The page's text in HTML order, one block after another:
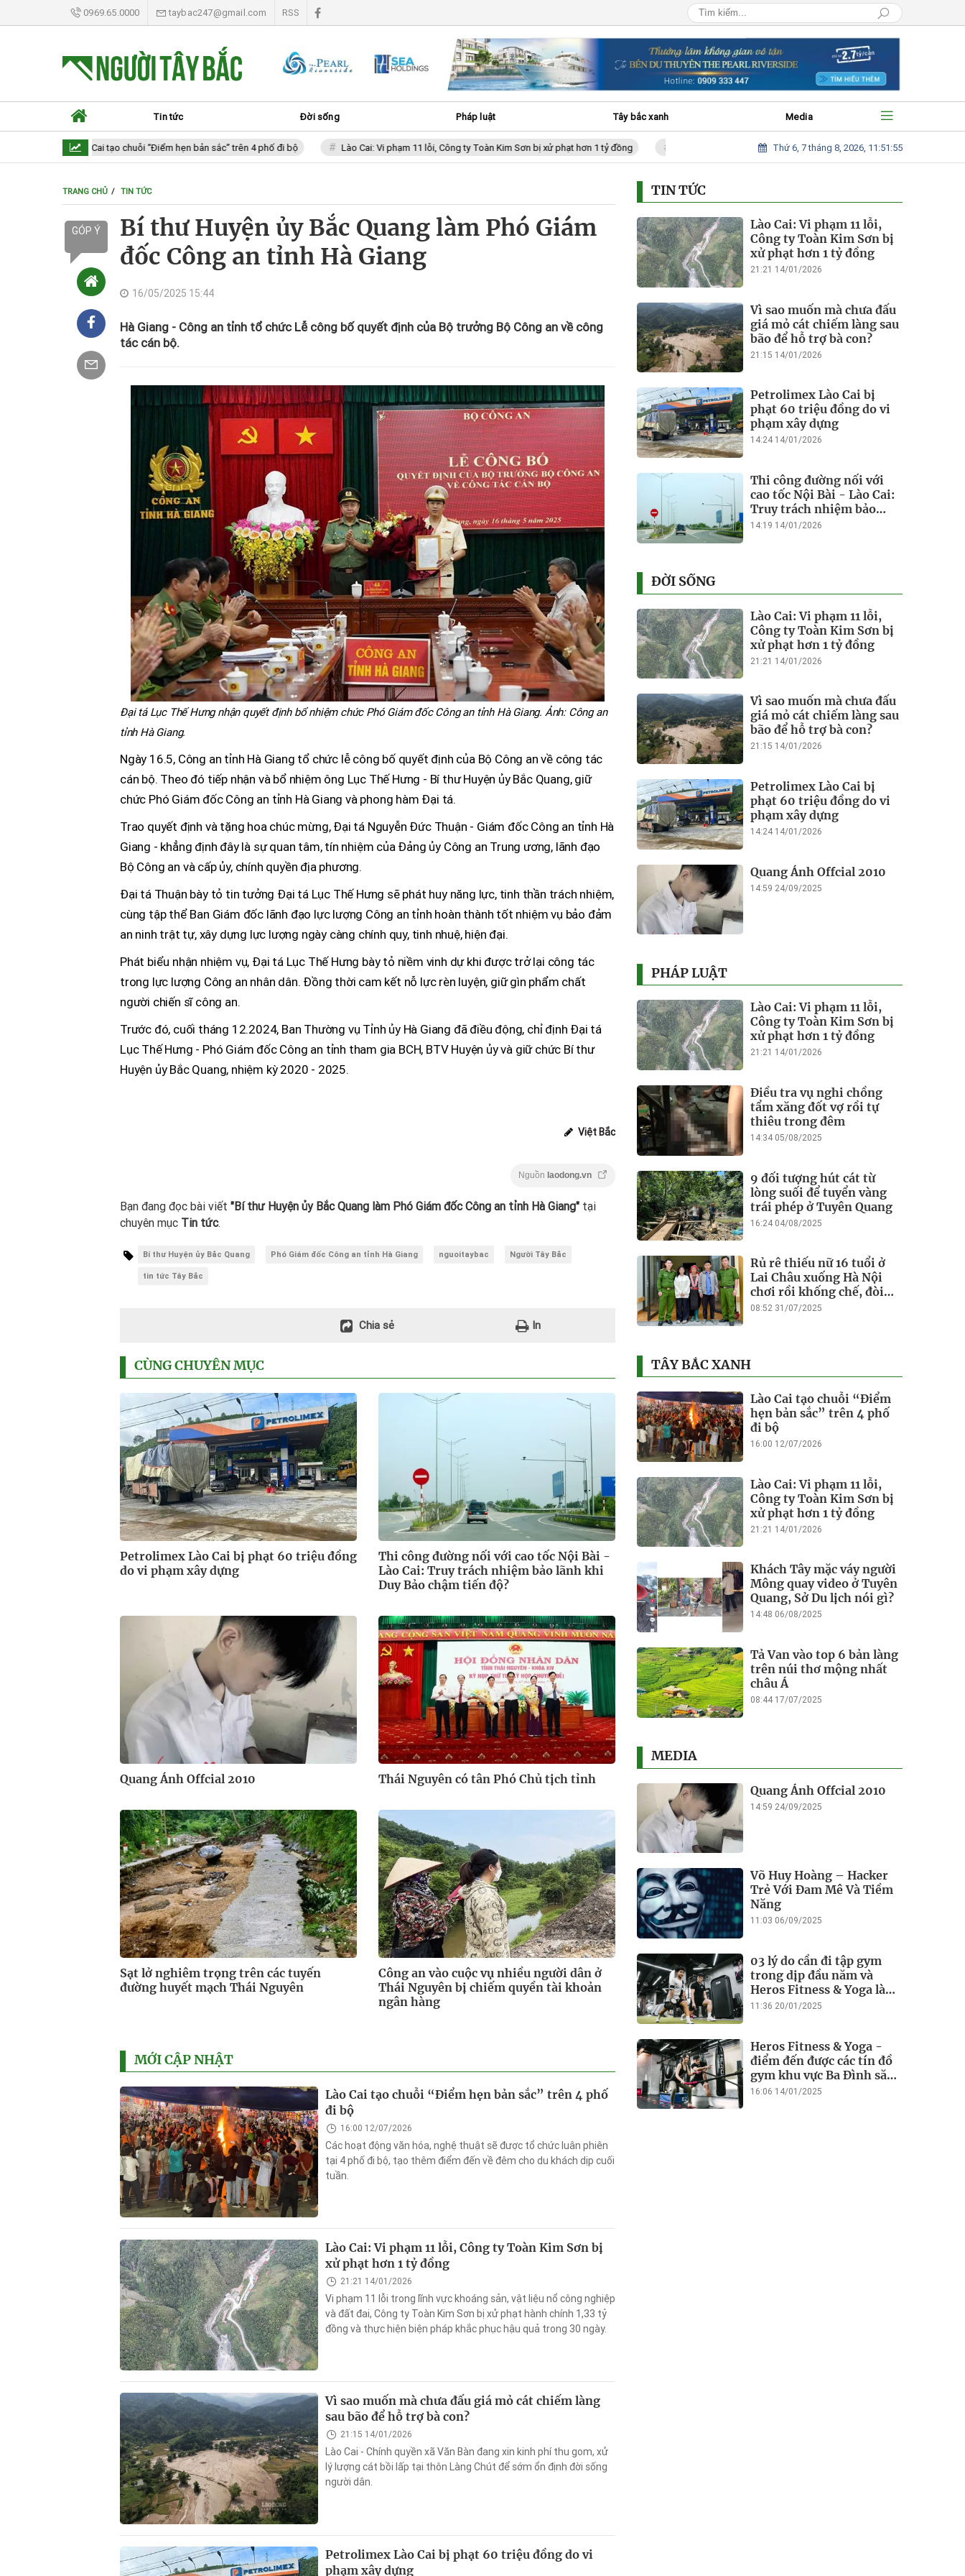
0969.65.0000 taybac247@gmail.com RSS
Lào Cai tạo chuỗi “Điểm hẹn bản sắc” trên 4 phố đi bộ Lào Cai: Vi phạm 11 lỗi, Công ty Toàn Kim Sơn bị xử phạt hơn 1 tỷ đồng Vì sao muốn mà chưa đấu giá mỏ cát chiếm làng sau bão để hỗ trợ bà con?
Thứ 6, 7 tháng 8, 2026, 11:51:57
Tin tức Đời sống Pháp luật Tây bắc xanh Media
TRANG CHỦ TIN TỨC
GÓP Ý
Bí thư Huyện ủy Bắc Quang làm Phó Giám
đốc Công an tỉnh Hà Giang
16/05/2025 15:44
Hà Giang - Công an tỉnh tổ chức Lễ công bố quyết định của Bộ trưởng Bộ Công an về công
tác cán bộ.
Đại tá Lục Thế Hưng nhận quyết định bổ nhiệm chức Phó Giám đốc Công an tỉnh Hà Giang. Ảnh: Công an
tỉnh Hà Giang.
Ngày 16.5, Công an tỉnh Hà Giang tổ chức lễ công bố quyết định của Bộ Công an về công tác
cán bộ. Theo đó tiếp nhận và bổ nhiệm ông Lục Thế Hưng - Bí thư Huyện ủy Bắc Quang, giữ
chức Phó Giám đốc Công an tỉnh Hà Giang và phong hàm Đại tá.
Trao quyết định và tặng hoa chúc mừng, Đại tá Nguyễn Đức Thuận - Giám đốc Công an tỉnh Hà
Giang - khẳng định đây là sự quan tâm, tín nhiệm của Đảng ủy Công an Trung ương, lãnh đạo
Bộ Công an và cấp ủy, chính quyền địa phương.
Đại tá Thuận bày tỏ tin tưởng Đại tá Lục Thế Hưng sẽ phát huy năng lực, tinh thần trách nhiệm,
cùng tập thể Ban Giám đốc lãnh đạo lực lượng Công an tỉnh hoàn thành tốt nhiệm vụ bảo đảm
an ninh trật tự, xây dựng lực lượng ngày càng chính quy, tinh nhuệ, hiện đại.
Phát biểu nhận nhiệm vụ, Đại tá Lục Thế Hưng bày tỏ niềm vinh dự khi được trở lại công tác
trong lực lượng Công an nhân dân. Đồng thời cam kết nỗ lực rèn luyện, giữ gìn phẩm chất
người chiến sĩ công an.
Trước đó, cuối tháng 12.2024, Ban Thường vụ Tỉnh ủy Hà Giang đã điều động, chỉ định Đại tá
Lục Thế Hưng - Phó Giám đốc Công an tỉnh tham gia BCH, BTV Huyện ủy và giữ chức Bí thư
Huyện ủy Bắc Quang, nhiệm kỳ 2020 - 2025.
Việt Bắc
Nguồn laodong.vn
Bạn đang đọc bài viết "Bí thư Huyện ủy Bắc Quang làm Phó Giám đốc Công an tỉnh Hà Giang" tại
chuyên mục Tin tức.
Bí thư Huyện ủy Bắc Quang Phó Giám đốc Công an tỉnh Hà Giang nguoitaybac Người Tây Bắc
tin tức Tây Bắc
Chia sẻ In
CÙNG CHUYÊN MỤC
Petrolimex Lào Cai bị phạt 60 triệu đồng
do vi phạm xây dựng
Thi công đường nối với cao tốc Nội Bài -
Lào Cai: Truy trách nhiệm bảo lãnh khi
Duy Bảo chậm tiến độ?
Quang Ánh Offcial 2010 Thái Nguyên có tân Phó Chủ tịch tỉnh
Sạt lở nghiêm trọng trên các tuyến
đường huyết mạch Thái Nguyên
Công an vào cuộc vụ nhiều người dân ở
Thái Nguyên bị chiếm quyền tài khoản
ngân hàng
MỚI CẬP NHẬT
Lào Cai tạo chuỗi “Điểm hẹn bản sắc” trên 4 phố
đi bộ
16:00 12/07/2026
Các hoạt động văn hóa, nghệ thuật sẽ được tổ chức luân phiên
tại 4 phố đi bộ, tạo thêm điểm đến về đêm cho du khách dịp cuối
tuần.
Lào Cai: Vi phạm 11 lỗi, Công ty Toàn Kim Sơn bị
xử phạt hơn 1 tỷ đồng
21:21 14/01/2026
Vi phạm 11 lỗi trong lĩnh vực khoáng sản, vật liệu nổ công nghiệp
và đất đai, Công ty Toàn Kim Sơn bị xử phạt hành chính 1,33 tỷ
đồng và thực hiện biện pháp khắc phục hậu quả trong 30 ngày.
Vì sao muốn mà chưa đấu giá mỏ cát chiếm làng
sau bão để hỗ trợ bà con?
21:15 14/01/2026
Lào Cai - Chính quyền xã Văn Bàn đang xin kinh phí thu gom, xử
lý lượng cát bồi lấp tại thôn Làng Chút để sớm ổn định đời sống
người dân.
Petrolimex Lào Cai bị phạt 60 triệu đồng do vi
phạm xây dựng
TIN TỨC
Lào Cai: Vi phạm 11 lỗi,
Công ty Toàn Kim Sơn bị
xử phạt hơn 1 tỷ đồng
21:21 14/01/2026
Vì sao muốn mà chưa đấu
giá mỏ cát chiếm làng sau
bão để hỗ trợ bà con?
21:15 14/01/2026
Petrolimex Lào Cai bị
phạt 60 triệu đồng do vi
phạm xây dựng
14:24 14/01/2026
Thi công đường nối với
cao tốc Nội Bài - Lào Cai:
Truy trách nhiệm bảo
lãnh khi Duy Bảo chậm
14:19 14/01/2026
ĐỜI SỐNG
Lào Cai: Vi phạm 11 lỗi,
Công ty Toàn Kim Sơn bị
xử phạt hơn 1 tỷ đồng
21:21 14/01/2026
Vì sao muốn mà chưa đấu
giá mỏ cát chiếm làng sau
bão để hỗ trợ bà con?
21:15 14/01/2026
Petrolimex Lào Cai bị
phạt 60 triệu đồng do vi
phạm xây dựng
14:24 14/01/2026
Quang Ánh Offcial 2010
14:59 24/09/2025
PHÁP LUẬT
Lào Cai: Vi phạm 11 lỗi,
Công ty Toàn Kim Sơn bị
xử phạt hơn 1 tỷ đồng
21:21 14/01/2026
Điều tra vụ nghi chồng
tẩm xăng đốt vợ rồi tự
thiêu trong đêm
14:34 05/08/2025
9 đối tượng hút cát từ
lòng suối để tuyển vàng
trái phép ở Tuyên Quang
16:24 04/08/2025
Rủ rê thiếu nữ 16 tuổi ở
Lai Châu xuống Hà Nội
chơi rồi khống chế, đòi
tiền chuộc
08:52 31/07/2025
TÂY BẮC XANH
Lào Cai tạo chuỗi “Điểm
hẹn bản sắc” trên 4 phố
đi bộ
16:00 12/07/2026
Lào Cai: Vi phạm 11 lỗi,
Công ty Toàn Kim Sơn bị
xử phạt hơn 1 tỷ đồng
21:21 14/01/2026
Khách Tây mặc váy người
Mông quay video ở Tuyên
Quang, Sở Du lịch nói gì?
14:48 06/08/2025
Tả Van vào top 6 bản làng
trên núi thơ mộng nhất
châu Á
08:44 17/07/2025
MEDIA
Quang Ánh Offcial 2010
14:59 24/09/2025
Võ Huy Hoàng – Hacker
Trẻ Với Đam Mê Và Tiềm
Năng
11:03 06/09/2025
03 lý do cần đi tập gym
trong dịp đầu năm và
Heros Fitness & Yoga là
điểm đến lý tưởng
11:36 20/01/2025
Heros Fitness & Yoga -
điểm đến được các tín đồ
gym khu vực Ba Đình săn
đón
16:06 14/01/2025